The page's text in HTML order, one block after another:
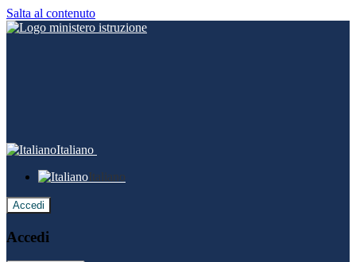
Salta al contenuto
Italiano
Italiano
Accedi
Accedi